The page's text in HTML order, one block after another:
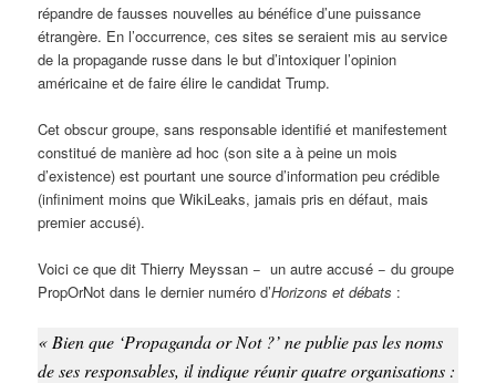
répandre de fausses nouvelles au bénéfice d’une puissance
étrangère. En l’occurrence, ces sites se seraient mis au service
de la propagande russe dans le but d’intoxiquer l’opinion
américaine et de faire élire le candidat Trump.
Cet obscur groupe, sans responsable identifié et manifestement
constitué de manière ad hoc (son site a à peine un mois
d’existence) est pourtant une source d’information peu crédible
(infiniment moins que WikiLeaks, jamais pris en défaut, mais
premier accusé).
Voici ce que dit Thierry Meyssan − un autre accusé − du groupe
PropOrNot dans le dernier numéro d’Horizons et débats :
« Bien que ‘Propaganda or Not ?’ ne publie pas les noms
de ses responsables, il indique réunir quatre organisations :